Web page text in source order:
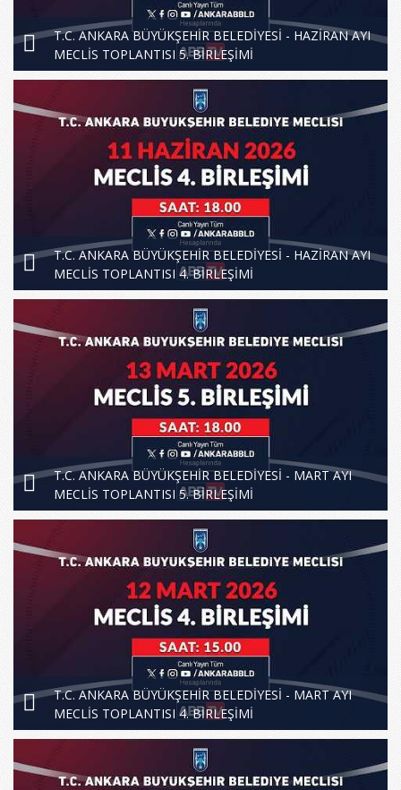
T.C. ANKARA BÜYÜKŞEHİR BELEDİYESİ - HAZİRAN AYI
MECLİS TOPLANTISI 5. BİRLEŞİMİ
T.C. ANKARA BÜYÜKŞEHİR BELEDİYESİ - HAZİRAN AYI
MECLİS TOPLANTISI 4. BİRLEŞİMİ
T.C. ANKARA BÜYÜKŞEHİR BELEDİYESİ - MART AYI
MECLİS TOPLANTISI 5. BİRLEŞİMİ
T.C. ANKARA BÜYÜKŞEHİR BELEDİYESİ - MART AYI
MECLİS TOPLANTISI 4. BİRLEŞİMİ